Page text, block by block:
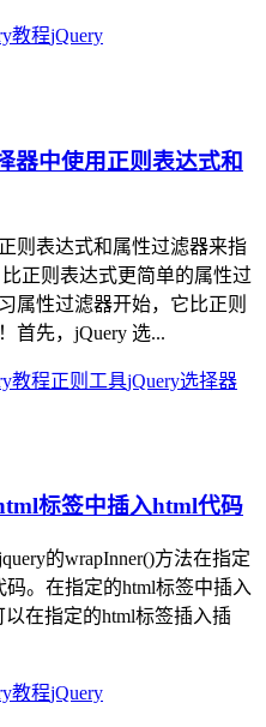
教程jQuery
器中使用正则表达式和
则表达式和属性过滤器来指
正则表达式更简单的属性过
属性过滤器开始，它比正则
首先，jQuery 选...
教程正则工具jQuery选择器
标签中插入html代码
的wrapInner()方法在指定
。在指定的html标签中插入
以在指定的html标签插入插
教程jQuery